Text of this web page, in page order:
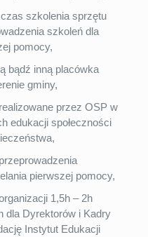
szkolenia sprzętu
szkoleń dla
pomocy,
bądź inną placówka
gminy,
przez OSP w
edukacji społeczności
pierwszej pomocy,
1,5h – 2h
dla Dyrektorów i Kadry
Instytut Edukacji